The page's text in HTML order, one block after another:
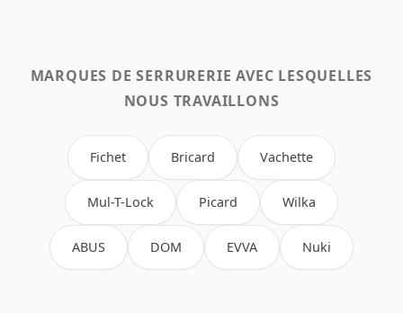
MARQUES DE SERRURERIE AVEC LESQUELLES
NOUS TRAVAILLONS
Fichet Bricard Vachette
Mul-T-Lock Picard Wilka
ABUS DOM EVVA Nuki